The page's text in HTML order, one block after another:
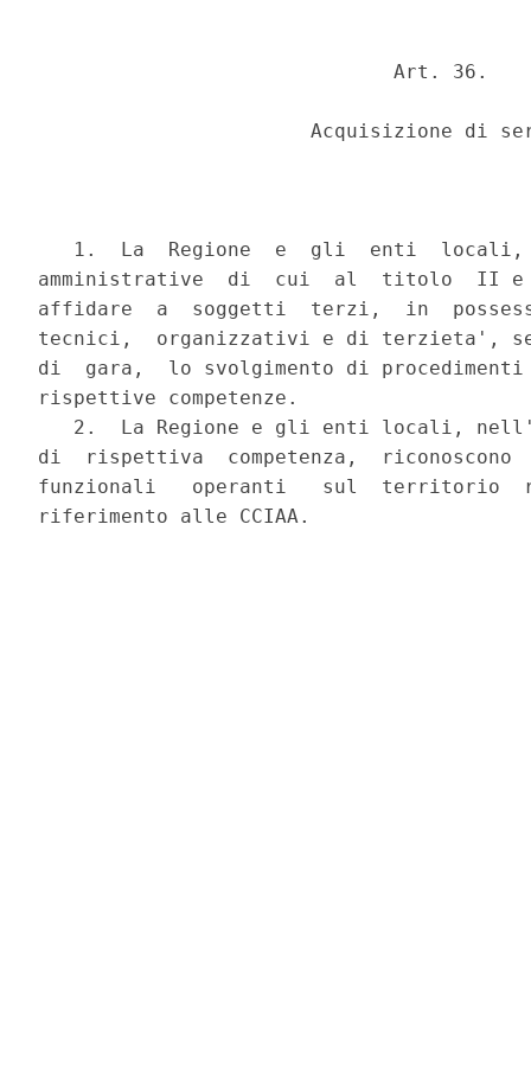
                              Art. 36.
Acquisizione di
1.  La  Regione  e  gli  enti
amministrative  di  cui  al  titolo  II e
affidare  a  soggetti  terzi,  in
tecnici,  organizzativi e di terzieta',
di  gara,  lo svolgimento di
rispettive competenze.
2.  La Regione e gli enti locali,
di  rispettiva  competenza,
funzionali   operanti   sul  territorio